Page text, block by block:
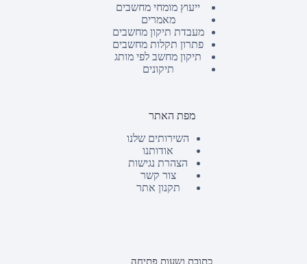
ייעוץ מומחי מחשבים
מאמרים
מעבדת תיקון מחשבים
פתרון תקלות מחשבים
תיקון מחשב לפי מותג
תיקונים
מפת האתר
השירותים שלנו
אודותנו
הצהרת נגישות
צור קשר
תקנון אתר
כתובת ושעות פתיחה